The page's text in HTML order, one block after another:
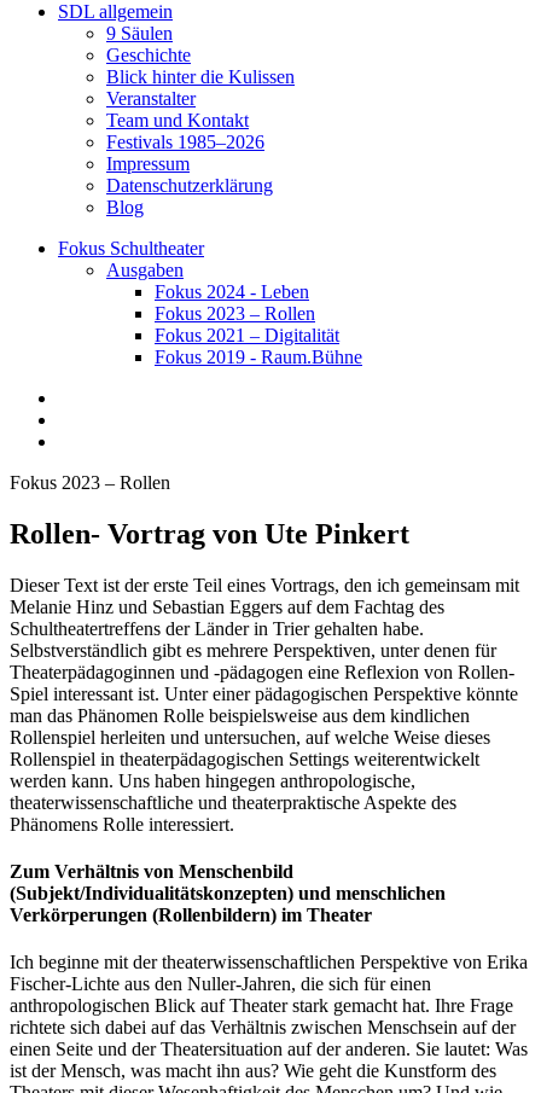
SDL allgemein
9 Säulen
Geschichte
Blick hinter die Kulissen
Veranstalter
Team und Kontakt
Festivals 1985–2026
Impressum
Datenschutzerklärung
Blog
Fokus Schultheater
Ausgaben
Fokus 2024 - Leben
Fokus 2023 – Rollen
Fokus 2021 – Digitalität
Fokus 2019 - Raum.Bühne
Fokus 2023 – Rollen
Rollen- Vortrag von Ute Pinkert
Dieser Text ist der erste Teil eines Vortrags, den ich gemeinsam mit
Melanie Hinz und Sebastian Eggers auf dem Fachtag des
Schultheatertreffens der Länder in Trier gehalten habe.
Selbstverständlich gibt es mehrere Perspektiven, unter denen für
Theaterpädagoginnen und ‑pädagogen eine Reflexion von Rollen-
Spiel interessant ist. Unter einer pädagogischen Perspektive könnte
man das Phänomen Rolle beispielsweise aus dem kindlichen
Rollenspiel herleiten und untersuchen, auf welche Weise dieses
Rollenspiel in theaterpädagogischen Settings weiterentwickelt
werden kann. Uns haben hingegen anthropologische,
theaterwissenschaftliche und theaterpraktische Aspekte des
Phänomens Rolle interessiert.
Zum Verhältnis von Menschenbild
(Subjekt/Individualitätskonzepten) und menschlichen
Verkörperungen (Rollenbildern) im Theater
Ich beginne mit der theaterwissenschaftlichen Perspektive von Erika
Fischer-Lichte aus den Nuller-Jahren, die sich für einen
anthropologischen Blick auf Theater stark gemacht hat. Ihre Frage
richtete sich dabei auf das Verhältnis zwischen Menschsein auf der
einen Seite und der Theatersituation auf der anderen. Sie lautet: Was
ist der Mensch, was macht ihn aus? Wie geht die Kunstform des